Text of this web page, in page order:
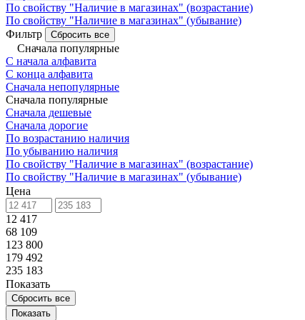
По свойству "Наличие в магазинах" (возрастание)
По свойству "Наличие в магазинах" (убывание)
Фильтр
Сбросить все
Сначала популярные
С начала алфавита
С конца алфавита
Сначала непопулярные
Сначала популярные
Сначала дешевые
Сначала дорогие
По возрастанию наличия
По убыванию наличия
По свойству "Наличие в магазинах" (возрастание)
По свойству "Наличие в магазинах" (убывание)
Цена
12 417
68 109
123 800
179 492
235 183
Показать
Сбросить все